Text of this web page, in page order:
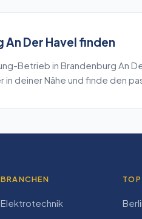
Der Havel finden
-Betrieb in Brandenburg An
deiner Nähe und finde den
BRANCHEN
Elektrotechnik